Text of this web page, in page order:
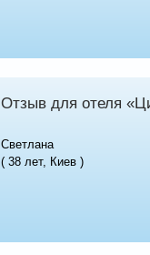
Отзыв для отеля
Светлана
( 38 лет, Киев )